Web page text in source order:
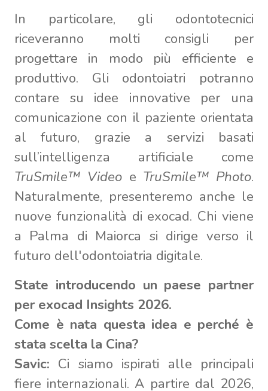
In particolare, gli odontotecnici
riceveranno molti consigli per
progettare in modo più efficiente e
produttivo. Gli odontoiatri potranno
contare su idee innovative per una
comunicazione con il paziente orientata
al futuro, grazie a servizi basati
sull’intelligenza artificiale come
TruSmile™ Videoe TruSmile™ Photo.
Naturalmente, presenteremo anche le
nuove funzionalità di exocad. Chi viene
a Palma di Maiorca si dirige verso il
futuro dell'odontoiatria digitale.
State introducendo un paese partner
per exocad Insights 2026.
Come è nata questa idea e perché è
stata scelta la Cina?
Savic: Ci siamo ispirati alle principali
fiere internazionali. A partire dal 2026,